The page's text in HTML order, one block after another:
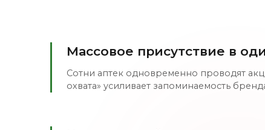
Массовое присутствие в
Сотни аптек одновременно проводят
охвата» усиливает запоминаемость